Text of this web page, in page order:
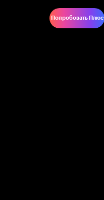
Попробовать Плюс